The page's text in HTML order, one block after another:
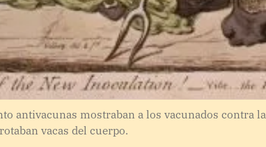
antivacunas mostraban a los vacunados contra la
vacas del cuerpo.